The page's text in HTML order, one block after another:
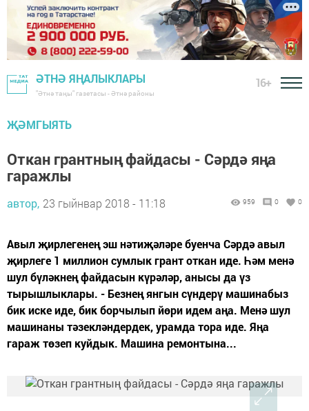
ӘТНӘ ЯҢАЛЫКЛАРЫ
"Әтнә таңы" газетасы - Әтнә районы
16+
ҖӘМГЫЯТЬ
Откан грантның файдасы - Сәрдә яңа
гаражлы
автор, 23 гыйнвар 2018 - 11:18 959 0 0
Авыл җирлегенең эш нәтиҗәләре буенча Сәрдә авыл
җирлеге 1 миллион сумлык грант откан иде. Һәм менә
шул бүләкнең файдасын күрәләр, анысы да үз
тырышлыклары. - Безнең янгын сүндерү машинабыз
бик иске иде, бик борчылып йөри идем аңа. Менә шул
машинаны тәзекләндердек, урамда тора иде. Яңа
гараж төзеп куйдык. Машина ремонтына...